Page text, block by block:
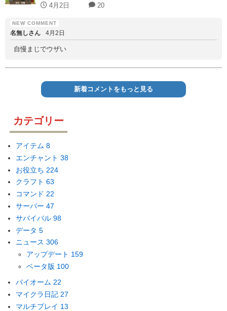
4月2日 20
名無しさん 4月2日
自慢まじでウザい
新着コメントをもっと見る
カテゴリー
アイテム 8
エンチャント 38
お役立ち 224
クラフト 63
コマンド 22
サーバー 47
サバイバル 98
データ 5
ニュース 306
アップデート 159
ベータ版 100
バイオーム 22
マイクラ日記 27
マルチプレイ 13